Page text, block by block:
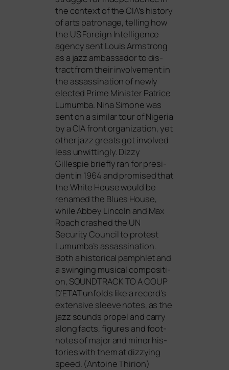
the con­text of theCIA’s histo­ry
of arts patro­na­ge, tel­ling how
the USForeign Intelligence
agen­cy sent Louis Armstrong
as a jazz ambassa­dor to dis­
tract from their invol­vement in
the ass­as­si­na­ti­on of new­ly
elec­ted Prime Minister Patrice
Lumumba. Nina Simone was
sent on a simi­lar tour of Nigeria
by aCIAfront orga­niza­ti­on, yet
other jazz gre­ats got invol­ved
less unwit­tingly. Dizzy
Gillespie brief­ly ran for pre­si­
dent in 1964 and pro­mi­sed that
the White House would be
ren­a­med the Blues House,
while Abbey Lincoln and Max
Roach cra­s­hed the UN
Security Council to pro­test
Lumumba’s ass­as­si­na­ti­on.
Both a his­to­ri­cal pam­phlet and
a swin­ging musi­cal com­po­si­ti­
on, SOUNDTRACKTOACOUP
D’ETATunfolds like a record’s
exten­si­ve slee­ve notes, as the
jazz sounds pro­pel and car­ry
along facts, figu­res and foot­
no­tes of major and minor his­
to­ries with them at diz­zy­ing
speed. (Antoine Thirion)